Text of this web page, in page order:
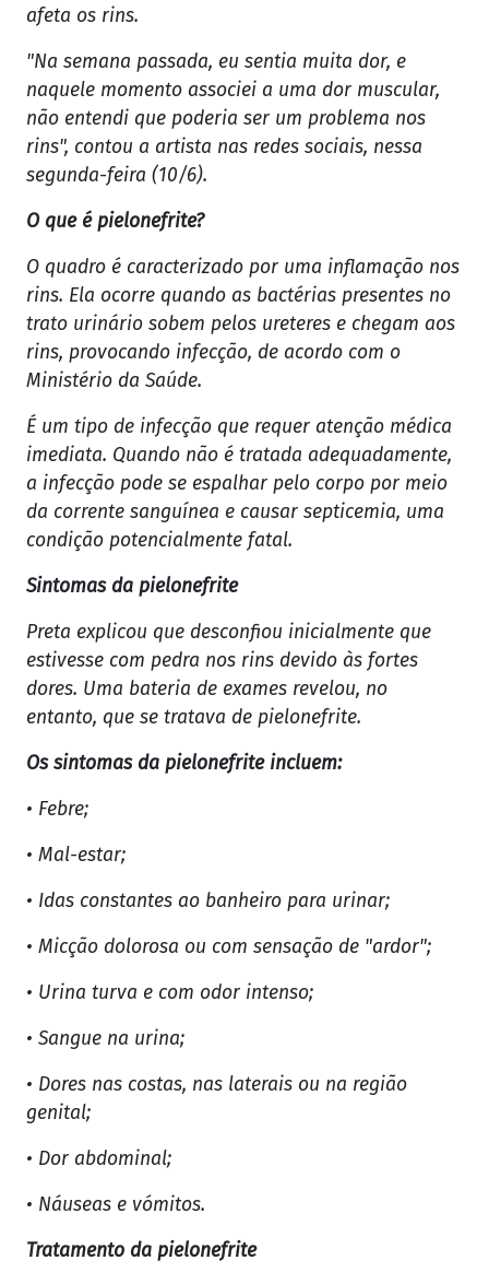
afeta os rins.
"Na semana passada, eu sentia muita dor, e
naquele momento associei a uma dor muscular,
não entendi que poderia ser um problema nos
rins", contou a artista nas redes sociais, nessa
segunda-feira (10/6).
O que é pielonefrite?
O quadro é caracterizado por uma inflamação nos
rins. Ela ocorre quando as bactérias presentes no
trato urinário sobem pelos ureteres e chegam aos
rins, provocando infecção, de acordo com o
Ministério da Saúde.
É um tipo de infecção que requer atenção médica
imediata. Quando não é tratada adequadamente,
a infecção pode se espalhar pelo corpo por meio
da corrente sanguínea e causar septicemia, uma
condição potencialmente fatal.
Sintomas da pielonefrite
Preta explicou que desconfiou inicialmente que
estivesse com pedra nos rins devido às fortes
dores. Uma bateria de exames revelou, no
entanto, que se tratava de pielonefrite.
Os sintomas da pielonefrite incluem:
• Febre;
• Mal-estar;
• Idas constantes ao banheiro para urinar;
• Micção dolorosa ou com sensação de "ardor";
• Urina turva e com odor intenso;
• Sangue na urina;
• Dores nas costas, nas laterais ou na região
genital;
• Dor abdominal;
• Náuseas e vómitos.
Tratamento da pielonefrite